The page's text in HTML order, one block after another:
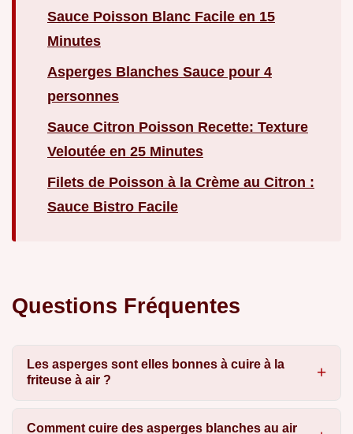
Sauce Poisson Blanc Facile en 15
Minutes
Asperges Blanches Sauce pour 4
personnes
Sauce Citron Poisson Recette: Texture
Veloutée en 25 Minutes
Filets de Poisson à la Crème au Citron :
Sauce Bistro Facile
Questions Fréquentes
Les asperges sont elles bonnes à cuire à la
friteuse à air ?
Comment cuire des asperges blanches au air